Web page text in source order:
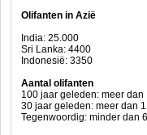
Olifanten in Azië
India: 25.000
Sri Lanka: 4400
Indonesië: 3350
Aantal olifanten
100 jaar geleden: meer dan
30 jaar geleden: meer dan
Tegenwoordig: minder dan